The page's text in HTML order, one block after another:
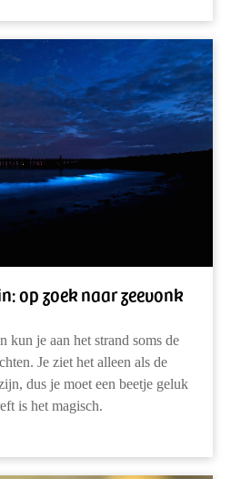
op zoek naar zeevonk
kun je aan het strand soms de
Je ziet het alleen als de
dus je moet een beetje geluk
is het magisch.